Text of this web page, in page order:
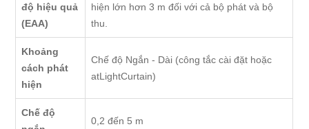
độ hiệu quả
(EAA)
hiện lớn hơn 3 m đối với cả bộ phát và bộ
thu.
Khoảng
cách phát
hiện
Chế độ Ngắn - Dài (công tắc cài đặt hoặc
atLightCurtain)
Chế độ
0,2 đến 5 m